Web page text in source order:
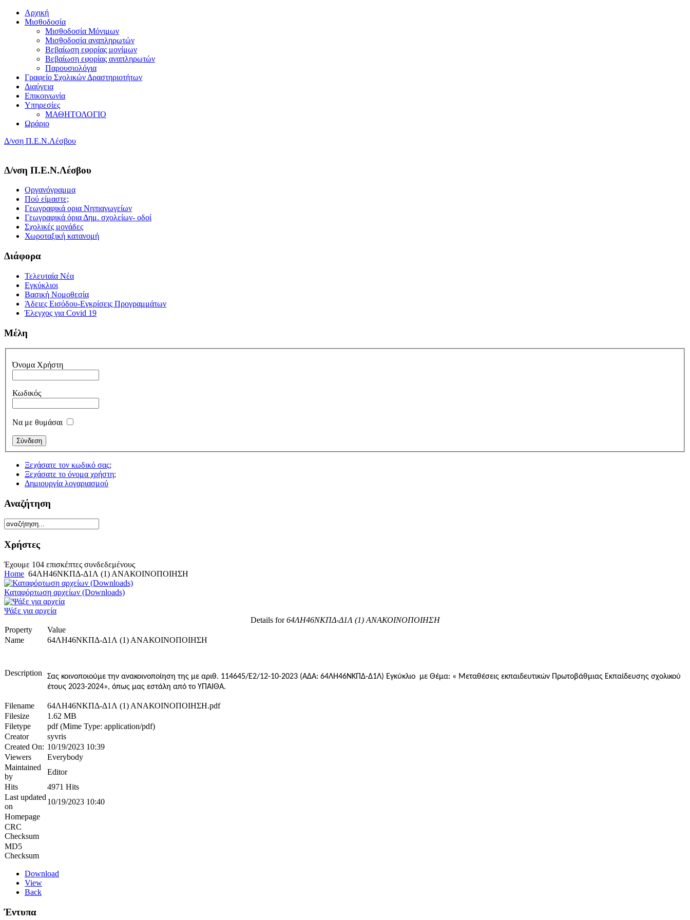
Αρχική
Μισθοδοσία
Μισθοδοσία Μόνιμων
Μισθοδοσία αναπληρωτών
Βεβαίωση εφορίας μονίμων
Βεβαίωση εφορίας αναπληρωτών
Παρουσιολόγια
Γραφείο Σχολικών Δραστηριοτήτων
Διαύγεια
Επικοινωνία
Υπηρεσίες
ΜΑΘΗΤΟΛΟΓΙΟ
Ωράριο
Δ/νση Π.Ε.Ν.Λέσβου
Δ/νση Π.Ε.Ν.Λέσβου
Οργανόγραμμα
Πού είμαστε;
Γεωγραφικά ορια Νηπιαγωγείων
Γεωγραφικά όρια Δημ. σχολείων- οδοί
Σχολικές μονάδες
Χωροταξική κατανομή
Διάφορα
Τελευταία Νέα
Εγκύκλιοι
Βασική Νομοθεσία
Άδειες Εισόδου-Εγκρίσεις Προγραμμάτων
Έλεγχος για Covid 19
Μέλη
Όνομα Χρήστη
Κωδικός
Να με θυμάσαι
Ξεχάσατε τον κωδικό σας;
Ξεχάσατε το όνομα χρήστη;
Δημιουργία λογαριασμού
Αναζήτηση
Χρήστες
Έχουμε 104 επισκέπτες συνδεδεμένους
Home 64ΛΗ46ΝΚΠΔ-Δ1Λ (1) ΑΝΑΚΟΙΝΟΠΟΙΗΣΗ
Καταφόρτωση αρχείων (Downloads)
Ψάξε για αρχεία
Details for64ΛΗ46ΝΚΠΔ-Δ1Λ (1) ΑΝΑΚΟΙΝΟΠΟΙΗΣΗ
Property
Value
Name
64ΛΗ46ΝΚΠΔ-Δ1Λ (1) ΑΝΑΚΟΙΝΟΠΟΙΗΣΗ
Description Σας κοινοποιούμετην ανακοινοποίηση της με αριθ. 114645/Ε2/12-10-2023 (ΑΔΑ: 64ΛΗ46ΝΚΠΔ-Δ1Λ) Εγκύκλιο με Θέμα: « Μεταθέσεις εκπαιδευτικών Πρωτοβάθμιας Εκπαίδευσης σχολικού
έτους 2023-2024», όπως μας εστάλη από το ΥΠΑΙΘΑ.
Filename
64ΛΗ46ΝΚΠΔ-Δ1Λ (1) ΑΝΑΚΟΙΝΟΠΟΙΗΣΗ.pdf
Filesize
1.62 MB
Filetype
pdf (Mime Type: application/pdf)
Creator
syvris
Created On: 10/19/2023 10:39
Viewers
Everybody
Maintained
by
Editor
Hits
4971 Hits
Last updated
on
10/19/2023 10:40
Homepage
CRC
Checksum
MD5
Checksum
Download
View
Back
Έντυπα